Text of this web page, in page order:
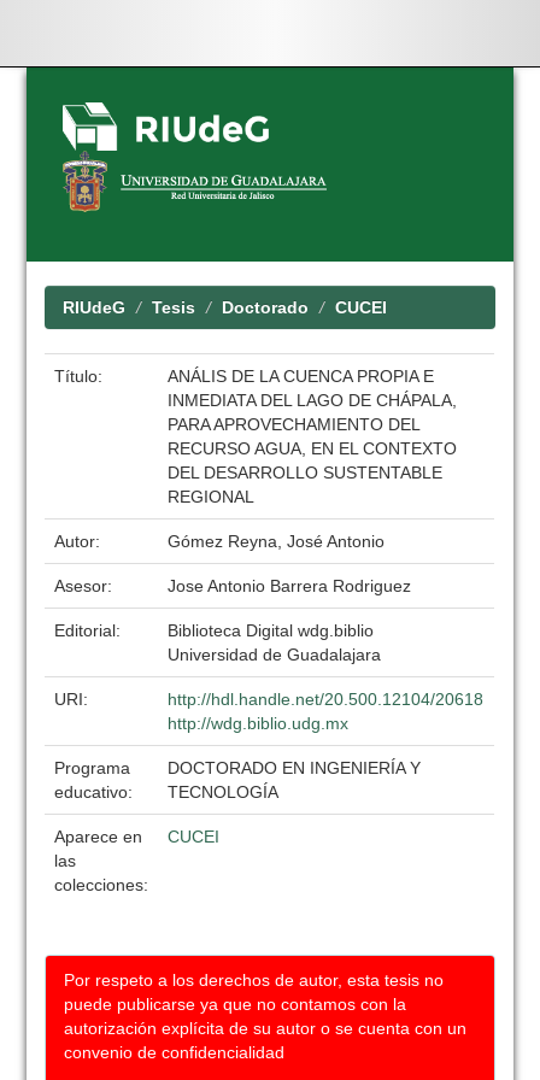
Skip
navigation
RIUdeG Tesis Doctorado CUCEI
Título:
ANÁLIS DE LA CUENCA PROPIA E
INMEDIATA DEL LAGO DE CHÁPALA,
PARA APROVECHAMIENTO DEL
RECURSO AGUA, EN EL CONTEXTO
DEL DESARROLLO SUSTENTABLE
REGIONAL
Autor: Gómez Reyna, José Antonio
Asesor: Jose Antonio Barrera Rodriguez
Editorial:
Biblioteca Digital wdg.biblio
Universidad de Guadalajara
URI:
http://hdl.handle.net/20.500.12104/20618
http://wdg.biblio.udg.mx
Programa
educativo:
DOCTORADO EN INGENIERÍA Y
TECNOLOGÍA
Aparece en
las
colecciones:
CUCEI
Por respeto a los derechos de autor, esta tesis no
puede publicarse ya que no contamos con la
autorización explícita de su autor o se cuenta con un
convenio de confidencialidad